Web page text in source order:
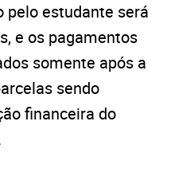
pelo estudante será
e os pagamentos
somente após a
sendo
financeira do